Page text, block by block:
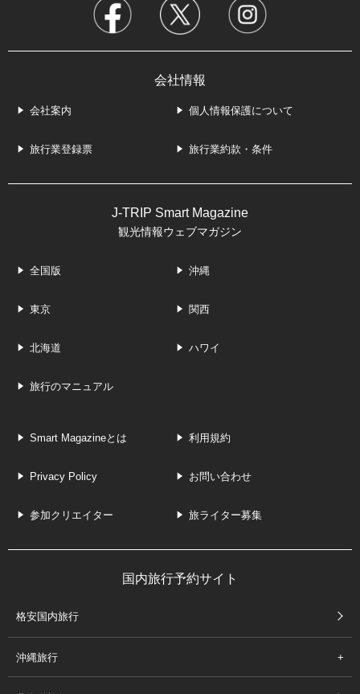
会社情報
会社案内 個人情報保護について
旅行業登録票 旅行業約款・条件
J-TRIP Smart Magazine
観光情報ウェブマガジン
全国版 沖縄
東京 関西
北海道 ハワイ
旅行のマニュアル
Smart Magazineとは 利用規約
Privacy Policy お問い合わせ
参加クリエイター 旅ライター募集
国内旅行予約サイト
格安国内旅行
沖縄旅行